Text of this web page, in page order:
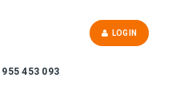
955 453 093
LOGIN